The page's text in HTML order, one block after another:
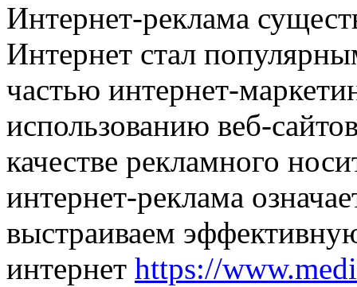
Интернет-реклама
Интернет стал
частью интернет-
использованию веб-
качестве рекламного
интернет-реклама
выстраиваем
интернет https://